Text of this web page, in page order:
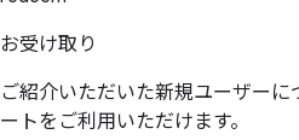
お受け取り
ご紹介いただいた新規ユーザー
ートをご利用いただけます。